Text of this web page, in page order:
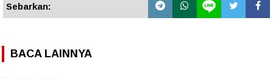
Sebarkan:
BACA LAINNYA